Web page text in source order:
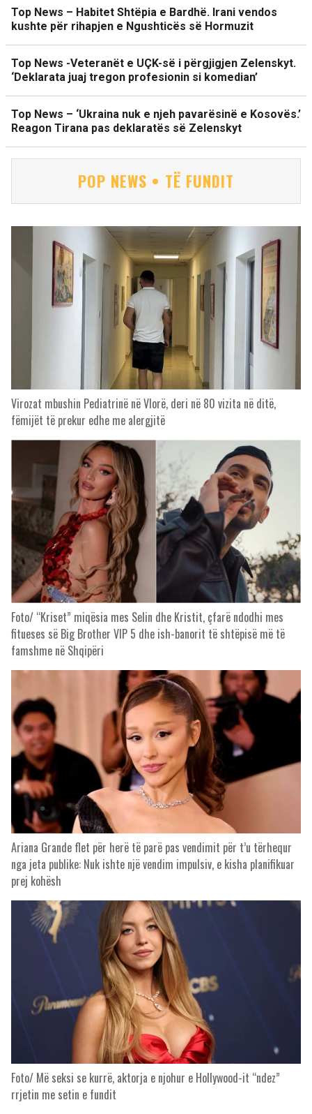
Top News – Habitet Shtëpia e Bardhë. Irani vendos
kushte për rihapjen e Ngushticës së Hormuzit
Top News -Veteranët e UÇK-së i përgjigjen Zelenskyt.
‘Deklarata juaj tregon profesionin si komedian’
Top News – ‘Ukraina nuk e njeh pavarësinë e Kosovës.’
Reagon Tirana pas deklaratës së Zelenskyt
POP NEWS • TË FUNDIT
Virozat mbushin Pediatrinë në Vlorë, deri në 80 vizita në ditë,
fëmijët të prekur edhe me alergjitë
Foto/ “Kriset” miqësia mes Selin dhe Kristit, çfarë ndodhi mes
fitueses së Big Brother VIP 5 dhe ish-banorit të shtëpisë më të
famshme në Shqipëri
Ariana Grande flet për herë të parë pas vendimit për t’u tërhequr
nga jeta publike: Nuk ishte një vendim impulsiv, e kisha planifikuar
prej kohësh
Foto/ Më seksi se kurrë, aktorja e njohur e Hollywood-it “ndez”
rrjetin me setin e fundit